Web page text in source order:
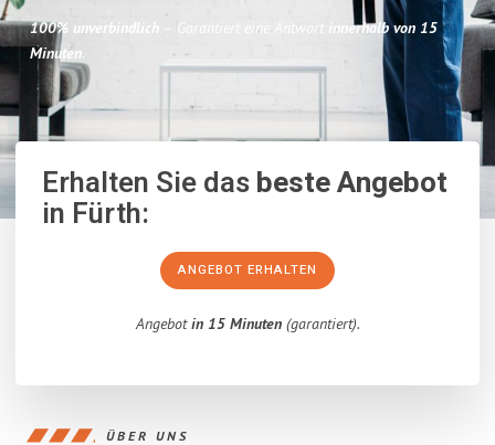
100% unverbindlich – Garantiert eine Antwort
innerhalb von 15
Minuten.
Erhalten Sie dasbeste Angebot
in Fürth:
ANGEBOT ERHALTEN
Angebotin 15 Minuten(garantiert).
ÜBER UNS